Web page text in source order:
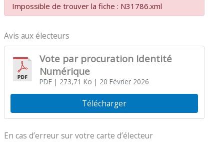
Impossible de trouver la fiche : N31786.xml
Avis aux électeurs
Vote par procuration Identité
Numérique
PDF| 273,71 Ko | 20 Février 2026
Télécharger
En cas d’erreur sur votre carte d’électeur